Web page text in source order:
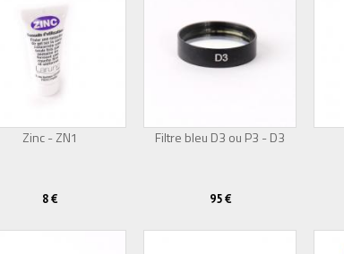
Zinc - ZN1
8 €
Filtre bleu D3 ou P3 - D3
95 €